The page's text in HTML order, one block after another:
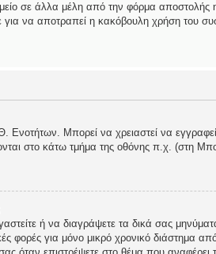
σε άλλα μέλη από την φόρμα αποστολής
για να αποτραπεί η κακόβουλη χρήση του
Μπορεί να χρειαστεί να
στο κάτω τμήμα της οθόνης π.χ. (στη
ή να διαγράψετε τα δικά σας
φορές για μόνο μικρό χρονικό διάστημα